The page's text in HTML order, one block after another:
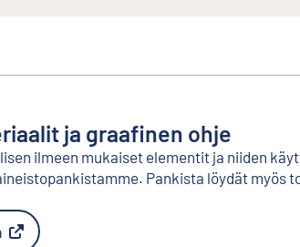
ja graafinen ohje
ilmeen mukaiset elementit ja niiden
Pankista löydät myös